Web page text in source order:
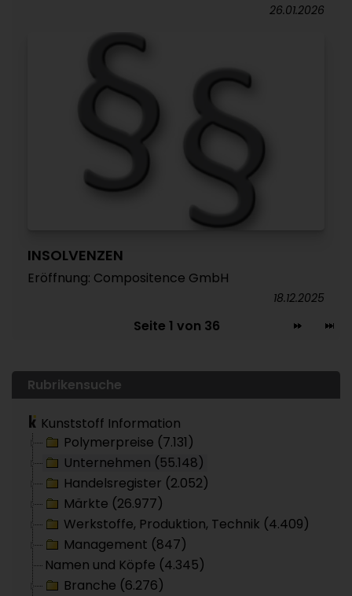
26.01.2026
INSOLVENZEN
Eröffnung: Compositence GmbH
18.12.2025
Seite 1 von 36
Rubrikensuche
Kunststoff Information
Polymerpreise (7.131)
Unternehmen (55.148)
Handelsregister (2.052)
Märkte (26.977)
Werkstoffe, Produktion, Technik (4.409)
Management (847)
Namen und Köpfe (4.345)
Branche (6.276)